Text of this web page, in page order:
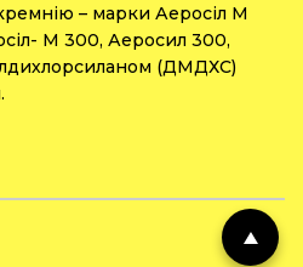
– марки Аеросіл М
М 300, Аеросил 300,
(ДМДХС)